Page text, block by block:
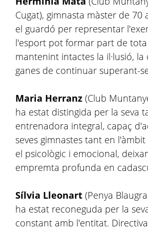
Cugat), gimnasta màster de 70
el guardó per representar
l'esport pot formar part de
mantenint intactes la il·lusió,
ganes de continuar superant-
Maria Herranz (Club
ha estat distingida per la seva
entrenadora integral, capaç
seves gimnastes tant en
el psicològic i emocional,
empremta profunda en
Sílvia Lleonart (Penya
ha estat reconeguda per la
constant amb l'entitat.